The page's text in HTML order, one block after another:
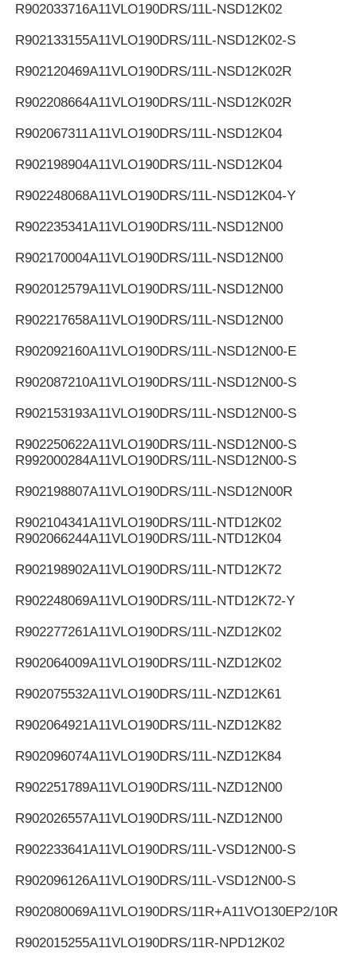
R902033716A11VLO190DRS/11L-NSD12K02
R902133155A11VLO190DRS/11L-NSD12K02-S
R902120469A11VLO190DRS/11L-NSD12K02R
R902208664A11VLO190DRS/11L-NSD12K02R
R902067311A11VLO190DRS/11L-NSD12K04
R902198904A11VLO190DRS/11L-NSD12K04
R902248068A11VLO190DRS/11L-NSD12K04-Y
R902235341A11VLO190DRS/11L-NSD12N00
R902170004A11VLO190DRS/11L-NSD12N00
R902012579A11VLO190DRS/11L-NSD12N00
R902217658A11VLO190DRS/11L-NSD12N00
R902092160A11VLO190DRS/11L-NSD12N00-E
R902087210A11VLO190DRS/11L-NSD12N00-S
R902153193A11VLO190DRS/11L-NSD12N00-S
R902250622A11VLO190DRS/11L-NSD12N00-S
R992000284A11VLO190DRS/11L-NSD12N00-S
R902198807A11VLO190DRS/11L-NSD12N00R
R902104341A11VLO190DRS/11L-NTD12K02
R902066244A11VLO190DRS/11L-NTD12K04
R902198902A11VLO190DRS/11L-NTD12K72
R902248069A11VLO190DRS/11L-NTD12K72-Y
R902277261A11VLO190DRS/11L-NZD12K02
R902064009A11VLO190DRS/11L-NZD12K02
R902075532A11VLO190DRS/11L-NZD12K61
R902064921A11VLO190DRS/11L-NZD12K82
R902096074A11VLO190DRS/11L-NZD12K84
R902251789A11VLO190DRS/11L-NZD12N00
R902026557A11VLO190DRS/11L-NZD12N00
R902233641A11VLO190DRS/11L-VSD12N00-S
R902096126A11VLO190DRS/11L-VSD12N00-S
R902080069A11VLO190DRS/11R+A11VO130EP2/10R
R902015255A11VLO190DRS/11R-NPD12K02